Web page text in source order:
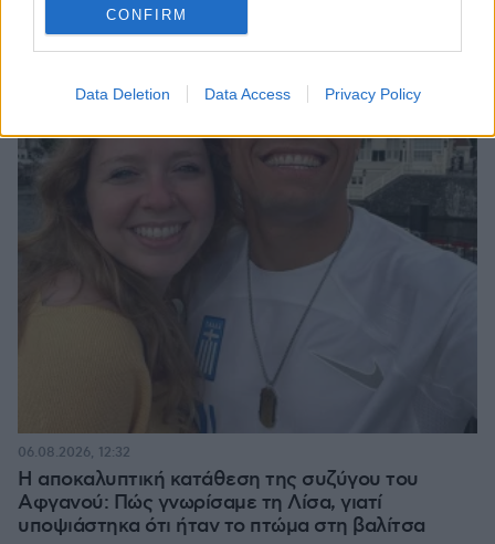
CONFIRM
Data Deletion Data Access Privacy Policy
Η αποκαλυπτική κατάθεση της συζύγου του
Αφγανού: Πώς γνωρίσαμε τη Λίσα, γιατί
υποψιάστηκα ότι ήταν το πτώμα στη βαλίτσα
06.08.2026, 12:32